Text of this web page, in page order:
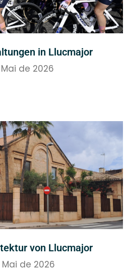
in Llucmajor
de 2026
von Llucmajor
de 2026